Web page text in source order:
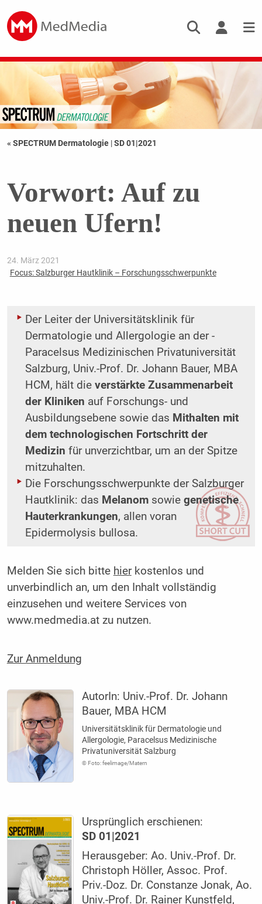
« SPECTRUM Dermatologie |SD 01|2021
Vorwort: Auf zu
neuen Ufern!
24. März 2021
Focus: Salzburger Hautklinik – Forschungsschwerpunkte
Der Leiter der Universitätsklinik für
Dermatologie und Allergologie an der ­
Paracelsus Medizinischen Privatuniversität
Salzburg, Univ.-Prof. Dr. Johann Bauer, MBA
HCM, hält die verstärkte Zusammenarbeit
der Kliniken auf Forschungs- und
Ausbildungsebene sowie das Mithalten mit
dem technologischen Fortschritt der
Medizin für unverzichtbar, um an der Spitze
mitzuhalten.
Die Forschungsschwerpunkte der Salzburger
Hautklinik: das Melanomsowie genetische
Hauterkrankungen, allen voran
Epidermolysis bullosa.
Melden Sie sich bitte hierkostenlos und
unverbindlich an, um den Inhalt vollständig
einzusehen und weitere Services von
www.medmedia.at zu nutzen.
Zur Anmeldung
AutorIn: Univ.-Prof. Dr. Johann
Bauer, MBA HCM
Universitätsklinik für Dermatologie­ und
Allergologie, Paracelsus ­Medizinische
Privatuniversität Salzburg
© Foto: feelimage/Matern
Ursprünglich erschienen:
SD 01|2021
Herausgeber: Ao. Univ.-Prof. Dr.
Christoph Höller, Assoc. Prof.
Priv.-Doz. Dr. Constanze Jonak, Ao.
Univ.-Prof. Dr. Rainer Kunstfeld,